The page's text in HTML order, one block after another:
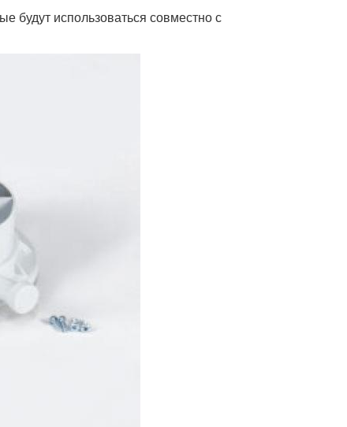
будут использоваться совместно с